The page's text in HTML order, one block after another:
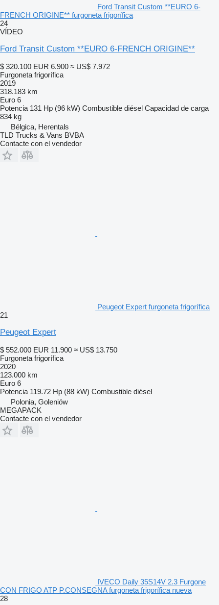
Ford Transit Custom **EURO 6-
FRENCH ORIGINE** furgoneta frigorífica
24
VÍDEO
Ford Transit Custom **EURO 6-FRENCH ORIGINE**
$ 320.100 EUR 6.900 ≈ US$ 7.972
Furgoneta frigorífica
2019
318.183 km
Euro 6
Potencia 131 Hp (96 kW) Combustible diésel Capacidad de carga
834 kg
Bélgica, Herentals
TLD Trucks & Vans BVBA
Contacte con el vendedor
Peugeot Expert furgoneta frigorífica
21
Peugeot Expert
$ 552.000 EUR 11.900 ≈ US$ 13.750
Furgoneta frigorífica
2020
123.000 km
Euro 6
Potencia 119.72 Hp (88 kW) Combustible diésel
Polonia, Goleniów
MEGAPACK
Contacte con el vendedor
IVECO Daily 35S14V 2.3 Furgone
CON FRIGO ATP P.CONSEGNA furgoneta frigorífica nueva
28